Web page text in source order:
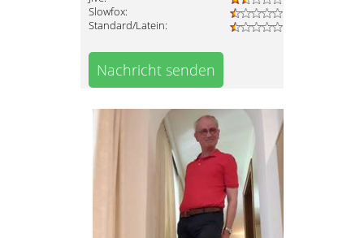
Slowfox:
Standard/Latein:
Nachricht senden